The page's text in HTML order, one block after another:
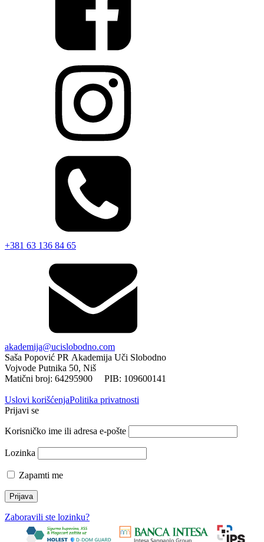
+381 63 136 84 65
akademija@ucislobodno.com
Saša Popović PR Akademija Uči Slobodno
Vojvode Putnika 50, Niš
Matični broj: 64295900 PIB: 109600141
Uslovi korišćenjaPolitika privatnosti
Prijavi se
Korisničko ime ili adresa e-pošte
Lozinka
Zapamti me
Zaboravili ste lozinku?